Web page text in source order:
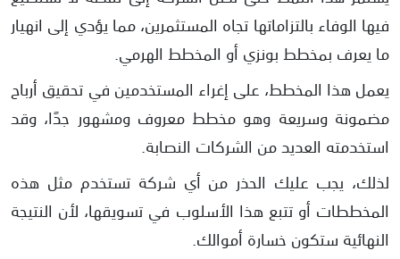
فيها الوفاء بالتزاماتها تجاه المستثمرين، مما يؤدي إلى انهيار
ما يعرف بمخطط بونزي أو المخطط الهرمي.
يعمل هذا المخطط، على إغراء المستخدمين في تحقيق أرباح
مضمونة وسريعة وهو مخطط معروف ومشهور جدًا، وقد
استخدمته العديد من الشركات النصابة.
لذلك، يجب عليك الحذر من أي شركة تستخدم مثل هذه
المخططات أو تتبع هذا الأسلوب في تسويقها، لأن النتيجة
النهائية ستكون خسارة أموالك.